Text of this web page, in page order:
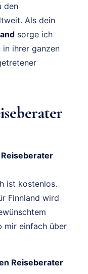
den
Als dein
sorge ich
ihrer ganzen
ist kostenlos.
Finnland wird
mir einfach über
Reiseberater